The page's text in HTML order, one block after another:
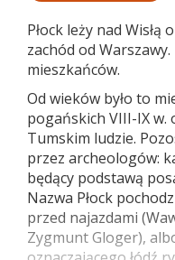
Płock leży nad Wisłą
zachód od Warszawy.
mieszkańców.
Od wieków było to
pogańskich VIII-IX w.
Tumskim ludzie.
przez archeologów:
będący podstawą
Nazwa Płock
przed najazdami
Zygmunt Gloger),